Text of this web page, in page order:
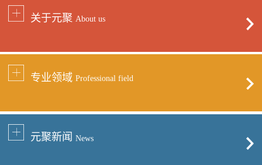
关于元聚 About us
专业领域 Professional field
元聚新闻 News